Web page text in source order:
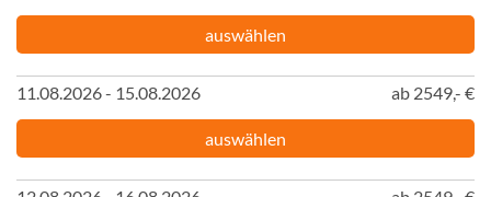
auswählen
11.08.2026 - 15.08.2026 ab 2549,- €
auswählen